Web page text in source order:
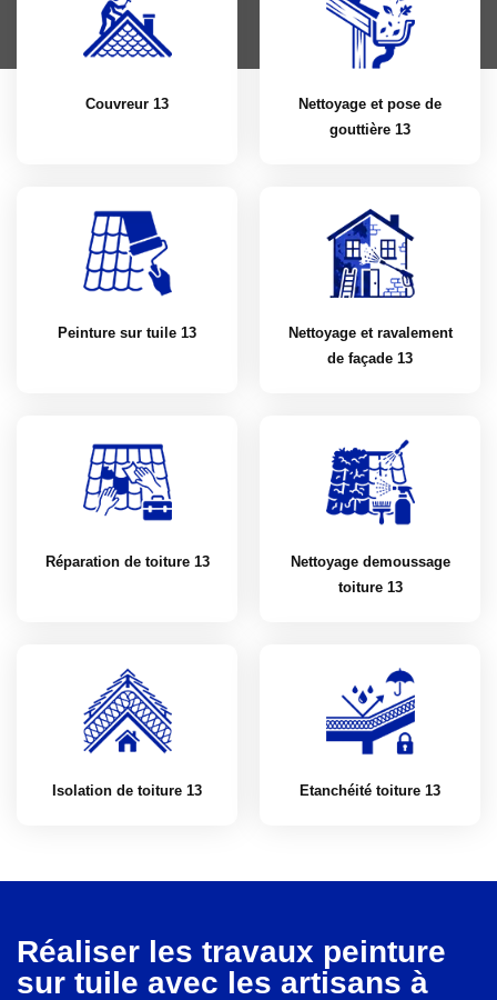
Couvreur 13
Nettoyage et pose de
gouttière 13
Peinture sur tuile 13
Nettoyage et ravalement
de façade 13
Réparation de toiture 13
Nettoyage demoussage
toiture 13
Isolation de toiture 13 Etanchéité toiture 13
Réaliser les travaux peinture
sur tuile avec les artisans à